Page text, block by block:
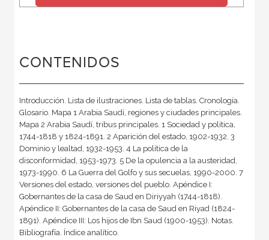
CONTENIDOS
Introducción. Lista de ilustraciones. Lista de tablas. Cronología.
Glosario. Mapa 1 Arabia Saudí, regiones y ciudades principales.
Mapa 2 Arabia Saudí, tribus principales. 1 Sociedad y política,
1744-1818 y 1824-1891. 2 Aparición del estado, 1902-1932. 3
Dominio y lealtad, 1932-1953. 4 La política de la
disconformidad, 1953-1973. 5 De la opulencia a la austeridad,
1973-1990. 6 La Guerra del Golfo y sus secuelas, 1990-2000. 7
Versiones del estado, versiones del pueblo. Apéndice I:
Gobernantes de la casa de Saud en Diriyyah (1744-1818).
Apéndice II: Gobernantes de la casa de Saud en Riyad (1824-
1891). Apéndice III: Los hijos de Ibn Saud (1900-1953). Notas.
Bibliografía. Índice analítico.